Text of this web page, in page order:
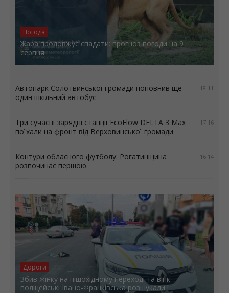
Погода
Жара продовжує спадати: прогноз погоди на 9
серпня
18:11
Автопарк Солотвинської громади поповнив ще
один шкільний автобус
17:16
Три сучасні зарядні станції EcoFlow DELTA 3 Max
поїхали на фронт від Верховинської громади
16:14
Контури обласного футболу: Рогатинщина
розпочинає першою
Дороги
Збив жінку на пішохідному переході та втік:
поліцейські Івано-Франківська розшукали і